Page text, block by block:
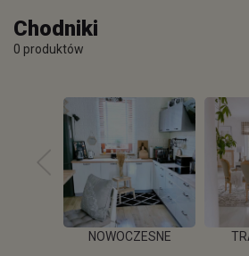
Chodniki
0 produktów
NOWOCZESNE